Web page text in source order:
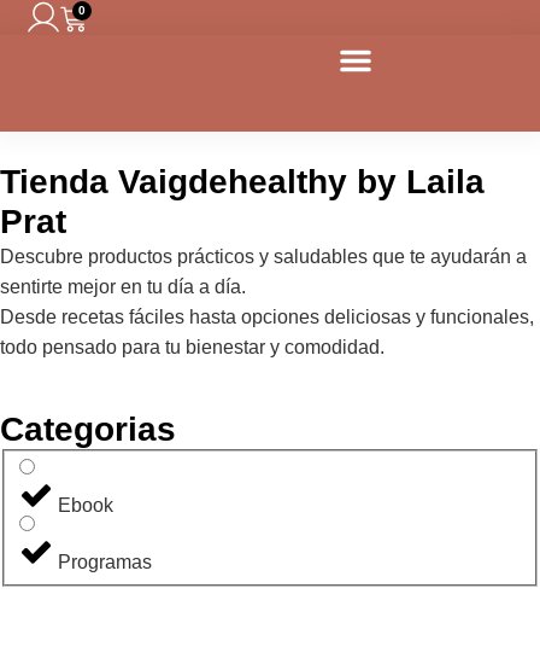
0
Tienda Vaigdehealthy by Laila
Prat
Descubre productos prácticos y saludables que te ayudarán a
sentirte mejor en tu día a día.
Desde recetas fáciles hasta opciones deliciosas y funcionales,
todo pensado para tu bienestar y comodidad.
Categorias
Ebook
Programas